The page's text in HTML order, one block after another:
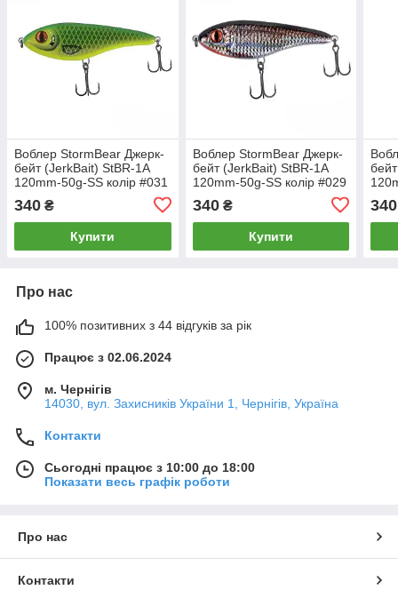
Воблер StormBear Джерк-
бейт (JerkBait) StBR-1A
120mm-50g-SS колір #031
340 ₴
Купити
Воблер StormBear Джерк-
бейт (JerkBait) StBR-1A
120mm-50g-SS колір #029
340₴
Купити
340
Про нас
100% позитивних з 44 відгуків за рік
Працює з 02.06.2024
м. Чернігів
14030, вул. Захисників України 1, Чернігів, Україна
Контакти
Сьогодні працює з 10:00 до 18:00
Показати весь графік роботи
Про нас
Контакти